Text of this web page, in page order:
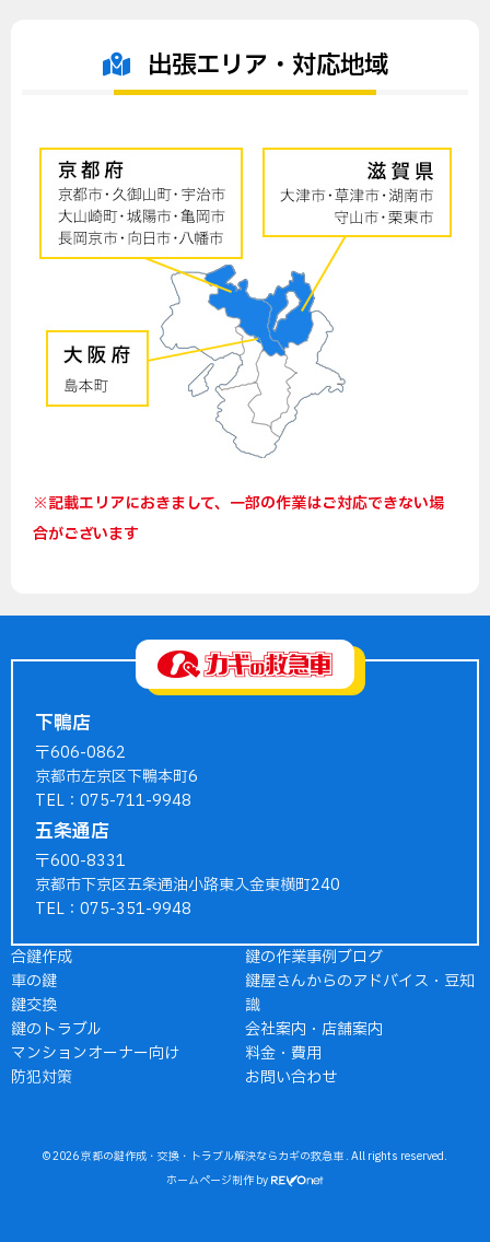
出張エリア・対応地域
※記載エリアにおきまして、一部の作業はご対応できない場
合がございます
下鴨店
〒606-0862
京都市左京区下鴨本町6
TEL：075-711-9948
五条通店
〒600-8331
京都市下京区五条通油小路東入金東横町240
TEL：075-351-9948
合鍵作成
車の鍵
鍵交換
鍵のトラブル
マンションオーナー向け
防犯対策
鍵の作業事例ブログ
鍵屋さんからのアドバイス・豆知
識
会社案内・店舗案内
料金・費用
お問い合わせ
© 2026京都の鍵作成・交換・トラブル解決ならカギの救急車 . All rights reserved.
ホームページ制作by